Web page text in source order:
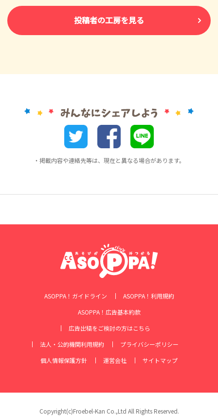
投稿者の工房を見る
・掲載内容や連絡先等は、現在と異なる場合があります。
ASOPPA！ガイドライン
ASOPPA！利用規約
ASOPPA！広告基本約款
広告出稿をご検討の方はこちら
法人・公的機関利用規約
プライバシーポリシー
個人情報保護方針
運営会社 サイトマップ
Copyright(c)Froebel-Kan Co.,Ltd All Rights Reserved.